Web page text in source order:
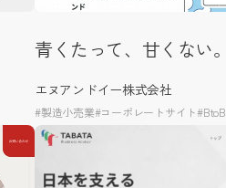
青くたって、甘くない。
エヌアンドイー株式会社
#製造小売業#コーポレートサイト#BtoB